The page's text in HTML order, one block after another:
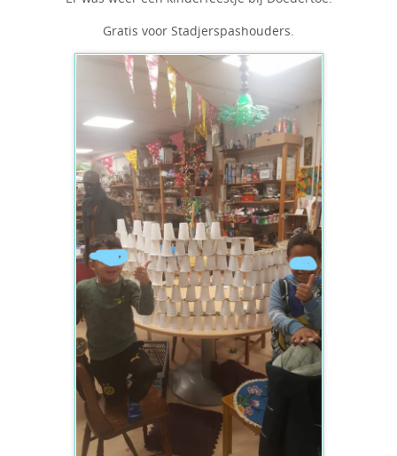
Gratis voor Stadjerspashouders.